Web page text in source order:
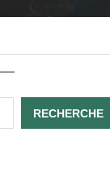
RECHERCHE